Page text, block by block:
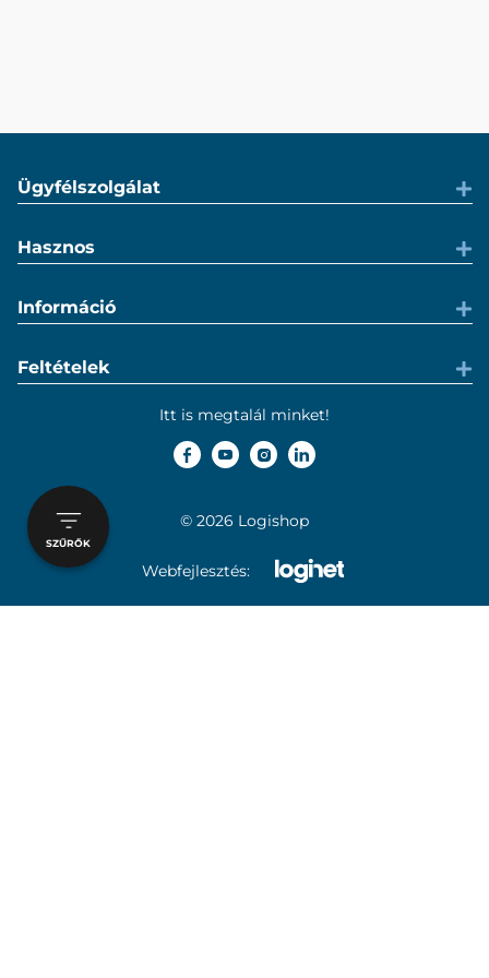
SZŰRŐK
Ügyfélszolgálat
Hasznos
Információ
Feltételek
Itt is megtalál minket!
© 2026 Logishop
Webfejlesztés: